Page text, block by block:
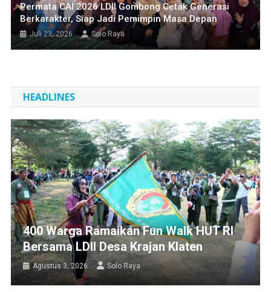
Permata CAI 2026 LDII Gombong Cetak Generasi
Berkarakter, Siap Jadi Pemimpin Masa Depan
Juli 23, 2026 Solo Raya
HEADLINES
400 Warga Ramaikan Fun Walk HUT RI
Bersama LDII Desa Krajan Klaten
Agustus 3, 2026 Solo Raya